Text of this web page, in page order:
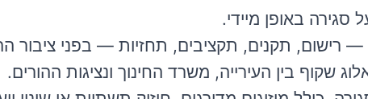
באופן מיידי.
רישום, תקנים, תקציבים, תחזיות — בפני ציבור
שקוף בין העירייה, משרד החינוך ונציגות ההורים.